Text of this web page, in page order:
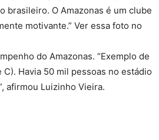
brasileiro. O Amazonas é um clube
motivante.” Ver essa foto no
do Amazonas. “Exemplo de
Havia 50 mil pessoas no estádio
afirmou Luizinho Vieira.